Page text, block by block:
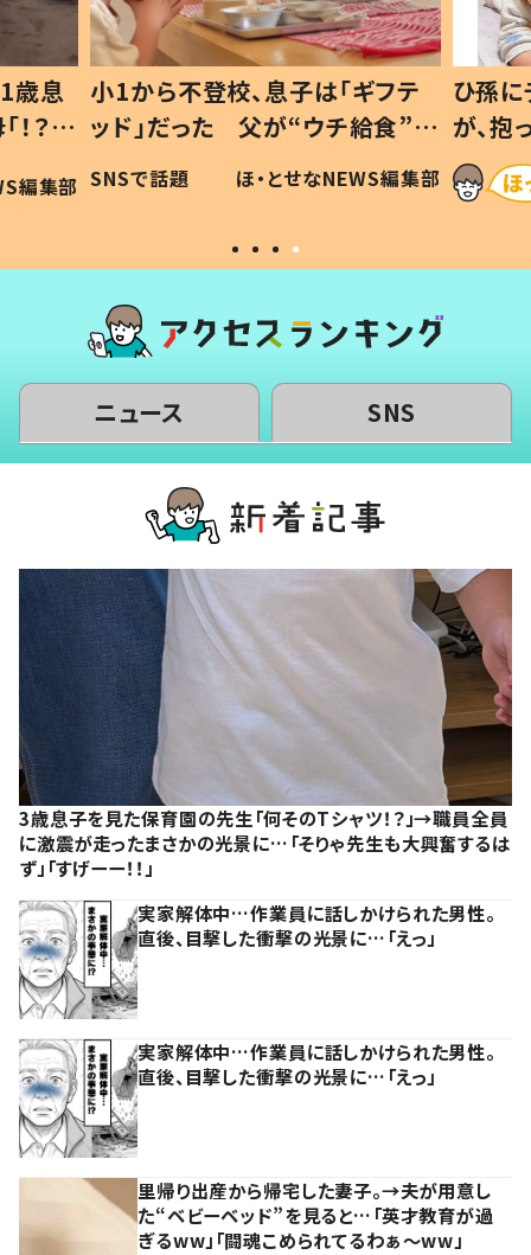
歳息
？」
編集部
小1から不登校、息子は「ギフテ
ッド」だった 父が“ウチ給食”を
作り続ける理由とは #令和の親
#令和の子
SNSで話題 ほ・とせなNEWS編集部
ひ孫
が、
「涙が
い」
ニュース SNS
3歳息子を見た保育園の先生「何そのTシャツ！？」→職員全員
に激震が走ったまさかの光景に…「そりゃ先生も大興奮するは
ず」「すげーー！！」
実家解体中…作業員に話しかけられた男性。
直後、目撃した衝撃の光景に…「えっ」
実家解体中…作業員に話しかけられた男性。
直後、目撃した衝撃の光景に…「えっ」
里帰り出産から帰宅した妻子。→夫が用意し
た“ベビーベッド”を見ると…「英才教育が過
ぎるww」「闘魂こめられてるわぁ～ww」